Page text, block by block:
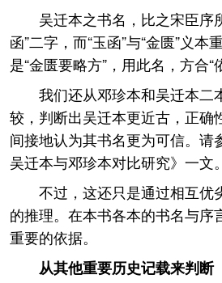
吴迁本之书名，比之宋臣序
函”二字，而“玉函”与“金匮”义本
是“金匮要略方”，用此名，方合“
我们还从邓珍本和吴迁本二
较，判断出吴迁本更近古，正确
间接地认为其书名更为可信。请
吴迁本与邓珍本对比研究》一文。
不过，这还只是通过相互优
的推理。在本书各本的书名与序
重要的依据。
从其他重要历史记载来判断